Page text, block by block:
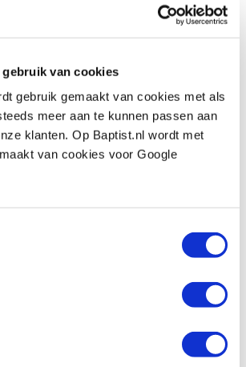
van cookies
gebruik gemaakt van cookies met als
meer aan te kunnen passen aan
klanten. Op Baptist.nl wordt met
van cookies voor Google
Power SABRE 450
incl. onderstel
32047
€ 2199,00
Power zaaglint 3885 x 8 mm
14 tpi Back Tooth voor o.a. Record